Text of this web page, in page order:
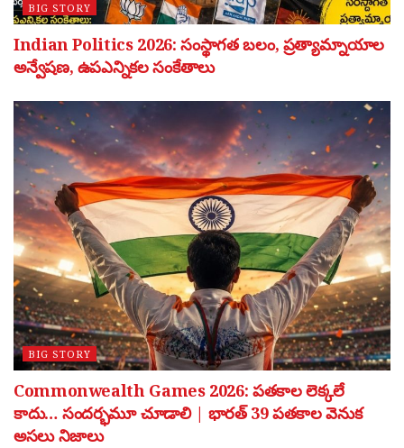
BIG STORY
Indian Politics 2026: సంస్థాగత బలం, ప్రత్యామ్నాయాల
అన్వేషణ, ఉపఎన్నికల సంకేతాలు
BIG STORY
Commonwealth Games 2026: పతకాల లెక్కలే
కాదు… సందర్భమూ చూడాలి | భారత్ 39 పతకాల వెనుక
అసలు నిజాలు